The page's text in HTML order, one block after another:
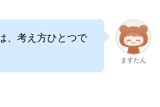
、考え方ひとつで
ますたん